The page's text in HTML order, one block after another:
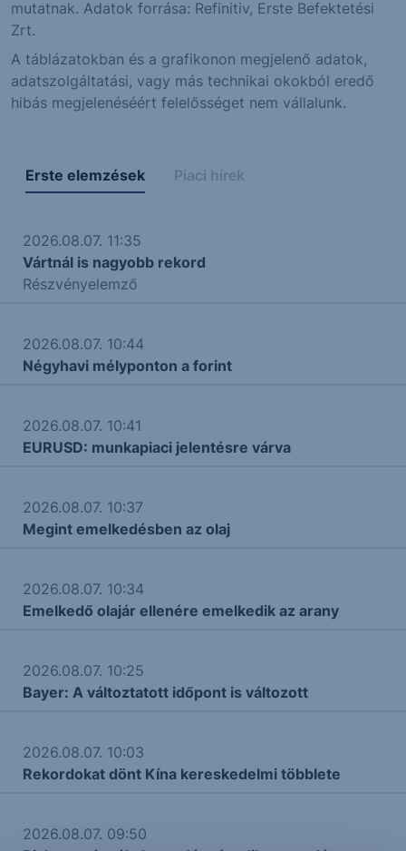
mutatnak. Adatok forrása: Refinitiv, Erste Befektetési
Zrt.
A táblázatokban és a grafikonon megjelenő adatok,
adatszolgáltatási, vagy más technikai okokból eredő
hibás megjelenéséért felelősséget nem vállalunk.
Erste elemzések Piaci hírek
2026.08.07. 11:35
Vártnál is nagyobb rekord
Részvényelemző
2026.08.07. 10:44
Négyhavi mélyponton a forint
2026.08.07. 10:41
EURUSD: munkapiaci jelentésre várva
2026.08.07. 10:37
Megint emelkedésben az olaj
2026.08.07. 10:34
Emelkedő olajár ellenére emelkedik az arany
2026.08.07. 10:25
Bayer: A változtatott időpont is változott
2026.08.07. 10:03
Rekordokat dönt Kína kereskedelmi többlete
2026.08.07. 09:50